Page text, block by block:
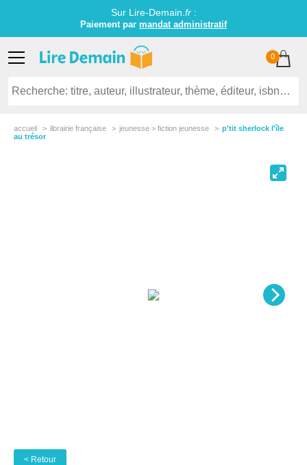
Sur Lire-Demain. fr:
Paiement par mandat administratif
0
accueil librairie française jeunesse > fiction jeunesse
p'tit sherlock l'île
au trésor
< Retour